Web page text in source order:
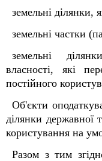
земельні ділянки,
земельні частки
земельні
власності, які
постійного
Об'єкти
ділянки державної
користування на
Разом з тим